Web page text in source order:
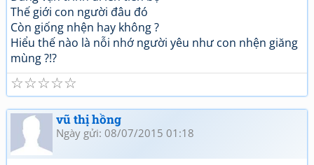
Thế giới con người đâu đó
Còn giống nhện hay không ?
Hiểu thế nào là nỗi nhớ người yêu như con nhện giăng
mùng ?!?
☆
☆
☆
☆
☆
vũ thị hồng
Ngày gửi: 08/07/2015 01:18